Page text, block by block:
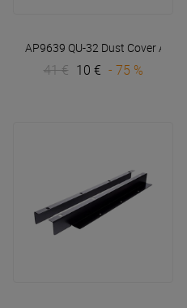
AP9639 QU-32 Dust CoverAllen
41 € 10 € - 75 %